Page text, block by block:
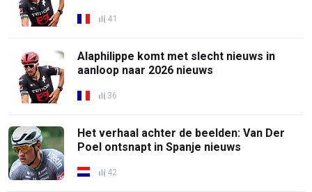
41
Alaphilippe komt met slecht nieuws in
aanloop naar 2026 nieuws
36
Het verhaal achter de beelden: Van Der
Poel ontsnapt in Spanje nieuws
42